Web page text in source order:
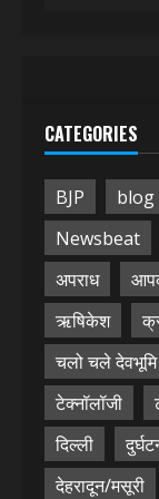
CATEGORIES
BJP blog
Newsbeat
अपराध
ऋषिकेश
चलो चले देवभूमि
टेक्नॉलॉजी
दिल्ली
देहरादून/मसूरी